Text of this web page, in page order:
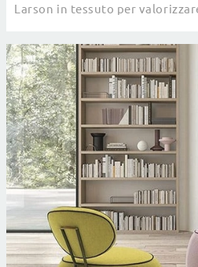
Larson in tessuto per